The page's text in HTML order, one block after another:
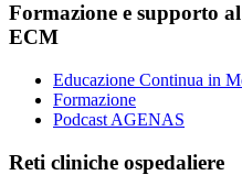
Formazione e supporto
ECM
Educazione Continua in
Formazione
Podcast AGENAS
Reti cliniche ospedaliere